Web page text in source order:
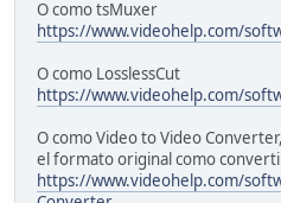
O como tsMuxer
https://www.videohelp.com/
O como LosslessCut
https://www.videohelp.com/
O como Video to Video
el formato original como
https://www.videohelp.com/